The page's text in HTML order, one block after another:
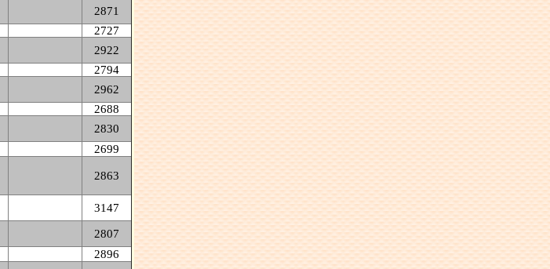
2871
2727
2922
2794
2962
2688
2830
2699
2863
3147
2807
2896